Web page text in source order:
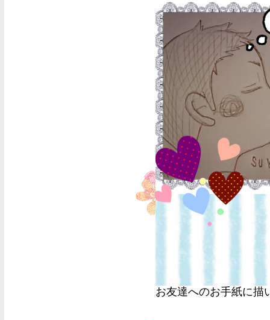
お友達へのお手紙に描